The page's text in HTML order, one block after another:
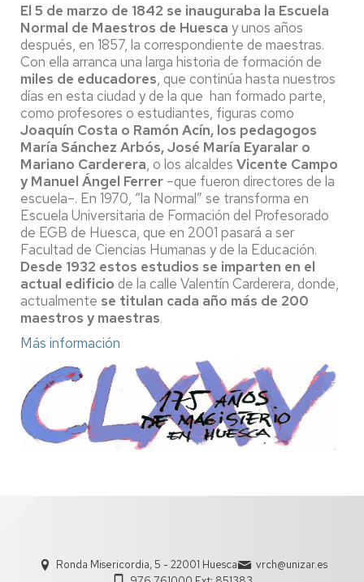
El 5 de marzo de 1842 se inauguraba la Escuela
Normal de Maestros de Huesca y unos años
después, en 1857, la correspondiente de maestras.
Con ella arranca una larga historia de formación de
miles de educadores, que continúa hasta nuestros
días en esta ciudad y de la que han formado parte,
como profesores o estudiantes, figuras como
Joaquín Costa o Ramón Acín, los pedagogos
María Sánchez Arbós, José María Eyaralar o
Mariano Carderera, o los alcaldes Vicente Campo
y Manuel Ángel Ferrer –que fueron directores de la
escuela–. En 1970, “la Normal” se transforma en
Escuela Universitaria de Formación del Profesorado
de EGB de Huesca, que en 2001 pasará a ser
Facultad de Ciencias Humanas y de la Educación.
Desde 1932 estos estudios se imparten en el
actual edificio de la calle Valentín Carderera, donde,
actualmente se titulan cada año más de 200
maestros y maestras.
Más información
Ronda Misericordia, 5 - 22001 Huesca
vrch@unizar.es